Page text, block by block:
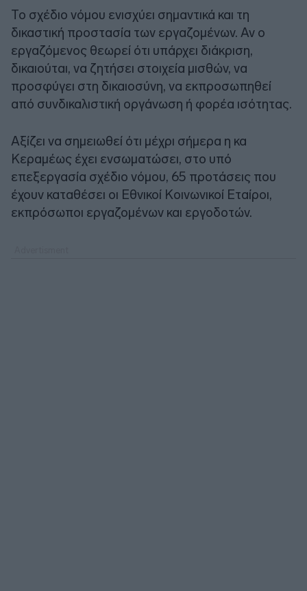
Το σχέδιο νόμου ενισχύει σημαντικά και τη
δικαστική προστασία των εργαζομένων. Αν ο
εργαζόμενος θεωρεί ότι υπάρχει διάκριση,
δικαιούται, να ζητήσει στοιχεία μισθών, να
προσφύγει στη δικαιοσύνη, να εκπροσωπηθεί
από συνδικαλιστική οργάνωση ή φορέα ισότητας.
Αξίζει να σημειωθεί ότι μέχρι σήμερα η κα
Κεραμέως έχει ενσωματώσει, στο υπό
επεξεργασία σχέδιο νόμου, 65 προτάσεις που
έχουν καταθέσει οι Εθνικοί Κοινωνικοί Εταίροι,
εκπρόσωποι εργαζομένων και εργοδοτών.